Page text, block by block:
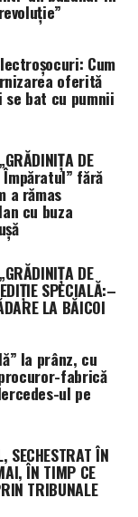
armatei italiene
directă
colectând
și lupta anti-
T și a
în condiții reale
într-o
Golf ar putea
de armament,
pregătită
Cum
oferită
bat cu pumnii
DE
Împăratul” fără
a rămas
cu buza
DE
SPECIALĂ:–
LA BĂICOI
la prânz, cu
fabrică
ul pe
SECHESTRAT ÎN
ÎN TIMP CE
TRIBUNALE